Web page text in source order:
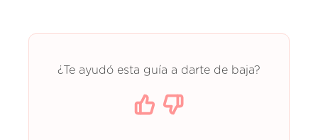
¿Te ayudó esta guía a darte de baja?